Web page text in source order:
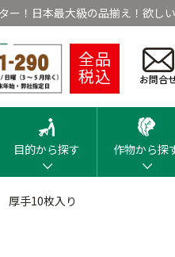
！日本最大級の品揃え！欲し
全品
税込 お問合
目的から探す 作物から探
厚手10枚入り